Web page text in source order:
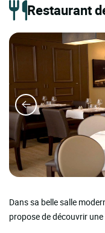
Restaurant
Dans sa belle salle
propose de découvrir